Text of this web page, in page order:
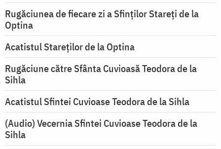
Rugăciunea de fiecare zi a Sfinților Stareți de la
Optina
Acatistul Stareţilor de la Optina
Rugăciune către Sfânta Cuvioasă Teodora de la
Sihla
Acatistul Sfintei Cuvioase Teodora de la Sihla
(Audio) Vecernia Sfintei Cuvioase Teodora de la
Sihla